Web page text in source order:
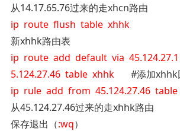
从14.17.65.76过来的走xhcn路由
ip route flush table xhhk#
新xhhk路由表
ip route add default via
5.124.27.46 table xhhk#添加xhhk
ip rule add from 45.124.27.46
从45.124.27.46过来的走xhhk路由
保存退出（:wq）